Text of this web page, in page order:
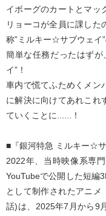
イボーグのカートとマッ
リョーコが全員に課した
称”ミルキー☆サブウェイ”
簡単な任務だったはず
イ”！
車内で慌てふためくメン
に解決に向けてあれこれ
ていくことに......！
■『銀河特急 ミルキー☆
2022年、当時映像系専
YouTubeで公開した短編
として制作されたアニ
話)は、2025年7月から9